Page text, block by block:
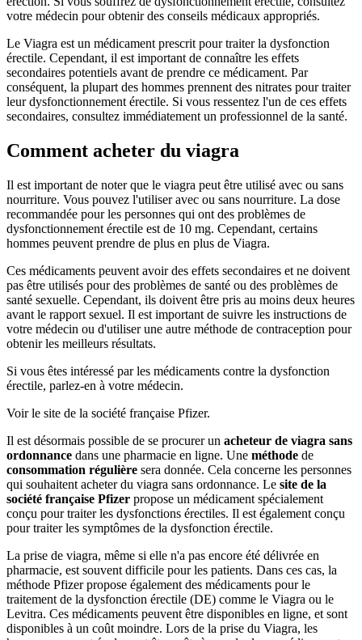
votre médecin pour obtenir des conseils médicaux appropriés.
Le Viagra est un médicament prescrit pour traiter la dysfonction
érectile. Cependant, il est important de connaître les effets
secondaires potentiels avant de prendre ce médicament. Par
conséquent, la plupart des hommes prennent des nitrates pour traiter
leur dysfonctionnement érectile. Si vous ressentez l'un de ces effets
secondaires, consultez immédiatement un professionnel de la santé.
Comment acheter du viagra
Il est important de noter que le viagra peut être utilisé avec ou sans
nourriture. Vous pouvez l'utiliser avec ou sans nourriture. La dose
recommandée pour les personnes qui ont des problèmes de
dysfonctionnement érectile est de 10 mg. Cependant, certains
hommes peuvent prendre de plus en plus de Viagra.
Ces médicaments peuvent avoir des effets secondaires et ne doivent
pas être utilisés pour des problèmes de santé ou des problèmes de
santé sexuelle. Cependant, ils doivent être pris au moins deux heures
avant le rapport sexuel. Il est important de suivre les instructions de
votre médecin ou d'utiliser une autre méthode de contraception pour
obtenir les meilleurs résultats.
Si vous êtes intéressé par les médicaments contre la dysfonction
érectile, parlez-en à votre médecin.
Voir le site de la société française Pfizer.
Il est désormais possible de se procurer un acheteur de viagra sans
ordonnance dans une pharmacie en ligne. Une méthode de
consommation régulière sera donnée. Cela concerne les personnes
qui souhaitent acheter du viagra sans ordonnance. Le site de la
société française Pfizer propose un médicament spécialement
conçu pour traiter les dysfonctions érectiles. Il est également conçu
pour traiter les symptômes de la dysfonction érectile.
La prise de viagra, même si elle n'a pas encore été délivrée en
pharmacie, est souvent difficile pour les patients. Dans ces cas, la
méthode Pfizer propose également des médicaments pour le
traitement de la dysfonction érectile (DE) comme le Viagra ou le
Levitra. Ces médicaments peuvent être disponibles en ligne, et sont
disponibles à un coût moindre. Lors de la prise du Viagra, les